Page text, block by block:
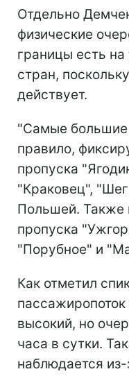
Отдельно
физические
границы есть
стран,
действует.
"Самые большие
правило,
пропуска
"Краковец",
Польшей. Также
пропуска
"Порубное" и
Как отметил
высокий, но
часа в сутки.
наблюдается из-